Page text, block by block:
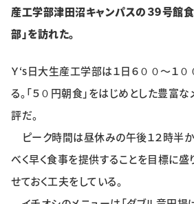
産工学部津田沼キャンパスの３９号館
部」を訪れた。
Ｙ‘s日大生産工学部は１日６００～１
る。「５０円朝食」をはじめとした豊富
評だ。
ピーク時間は昼休みの午後１２時半か
べく早く食事を提供することを目標に
せておく工夫をしている。